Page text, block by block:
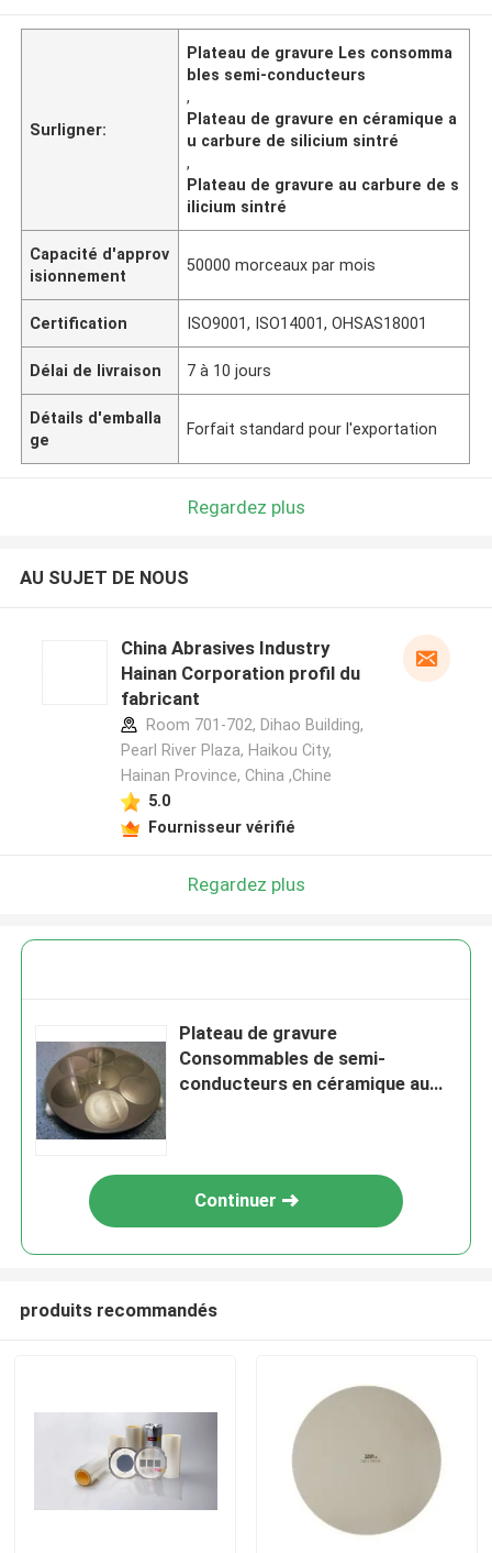
Surligner:
Plateau de gravure Les consomma
bles semi-conducteurs
,
Plateau de gravure en céramique a
u carbure de silicium sintré
,
Plateau de gravure au carbure de s
ilicium sintré
Capacité d'approv
isionnement
50000 morceaux par mois
Certification ISO9001, ISO14001, OHSAS18001
Délai de livraison 7 à 10 jours
Détails d'emballa
ge
Forfait standard pour l'exportation
Regardez plus
AU SUJET DE NOUS
China Abrasives Industry
Hainan Corporation profil du
fabricant
Room 701-702, Dihao Building,
Pearl River Plaza, Haikou City,
Hainan Province, China ,Chine
5.0
Fournisseur vérifié
Regardez plus
Plateau de gravure
Consommables de semi-
conducteurs en céramique au
Continuer
produits recommandés